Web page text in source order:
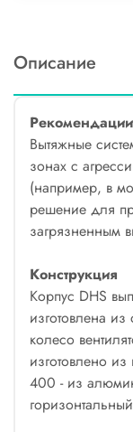
Описание
Вытяжные
зонах с
(например, в
решение для
загрязненным
Конструкция
Корпус DHS
изготовлена
колесо
изготовлено
400 - из